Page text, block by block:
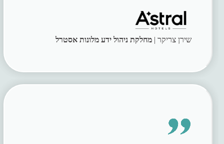
שירן צריקר |מחלקת ניהול ידע מלונות אסטרל